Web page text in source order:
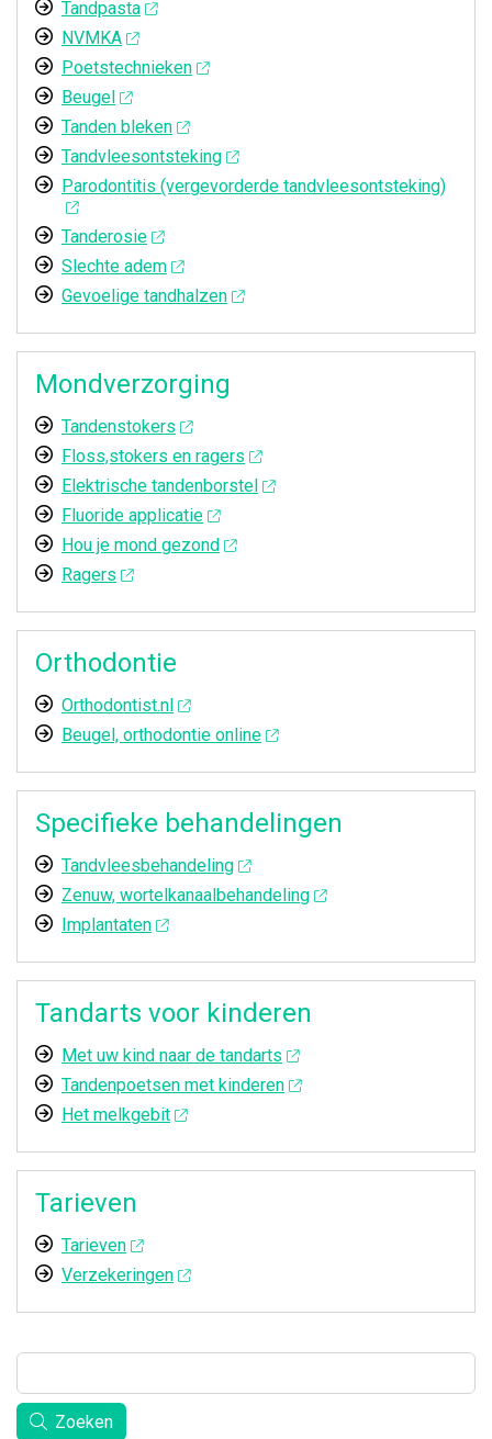
Tandpasta
NVMKA
Poetstechnieken
Beugel
Tanden bleken
Tandvleesontsteking
Parodontitis (vergevorderde tandvleesontsteking)
Tanderosie
Slechte adem
Gevoelige tandhalzen
Mondverzorging
Tandenstokers
Floss,stokers en ragers
Elektrische tandenborstel
Fluoride applicatie
Hou je mond gezond
Ragers
Orthodontie
Orthodontist.nl
Beugel, orthodontie online
Specifieke behandelingen
Tandvleesbehandeling
Zenuw, wortelkanaalbehandeling
Implantaten
Tandarts voor kinderen
Met uw kind naar de tandarts
Tandenpoetsen met kinderen
Het melkgebit
Tarieven
Tarieven
Verzekeringen
Zoeken